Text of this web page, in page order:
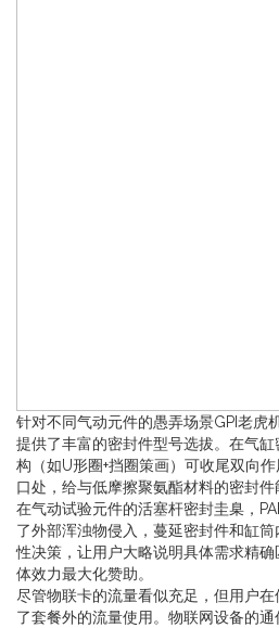
针对不同气动元件的愚弄场景GPI老虎
提供了丰富的密封件型号选拔。在气
构（如U形圈+挡圈策画）可收尾双向
口处，给与低摩擦聚氨酯材料的密封
在气动试验元件的活塞杆密封圭臬，
了外部浑浊物侵入，蔓延密封件和缸
性决策，让用户大略说明具体需求精
体效力最大化赞助。
尽管物联卡的流量看似充足，但用户
了套餐外的流量使用。物联网设备的